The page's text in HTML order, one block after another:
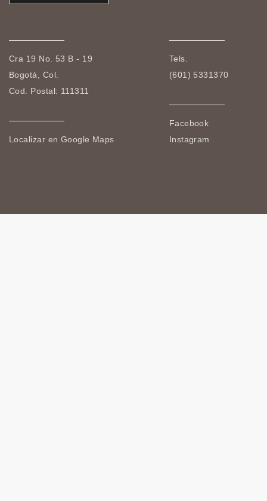
Cra 19 No. 53 B - 19
Bogotá, Col.
Cod. Postal: 111311
Localizar en Google Maps
Tels.
(601) 5331370
Facebook
Instagram